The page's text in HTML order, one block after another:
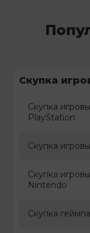
Скупка
Скупка
PlayStation
Скупка
Скупка
Nintendo
Скупка